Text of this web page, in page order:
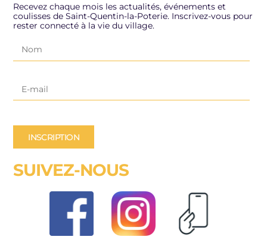
Recevez chaque mois les actualités, événements et
coulisses de Saint-Quentin-la-Poterie. Inscrivez-vous pour
rester connecté à la vie du village.
INSCRIPTION
SUIVEZ-NOUS